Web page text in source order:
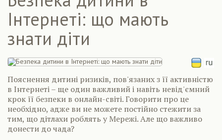
Інтернеті: що мають
знати діти
Пояснення дитині ризиків, пов'язаних з її активністю
в Інтернеті – ще один важливий і навіть невід'ємний
крок її безпеки в онлайн-світі. Говорити про це
необхідно, адже ви не можете постійно стежити за
тим, що дітлахи роблять у Мережі. Але що важливо
донести до чада?